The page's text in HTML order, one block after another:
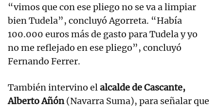
“vimos que con ese pliego no se va a limpiar
bien Tudela”, concluyó Agorreta. “Había
100.000 euros más de gasto para Tudela y yo
no me reflejado en ese pliego”, concluyó
Fernando Ferrer.
También intervino elalcalde de Cascante,
Alberto Añón(Navarra Suma), para señalar que